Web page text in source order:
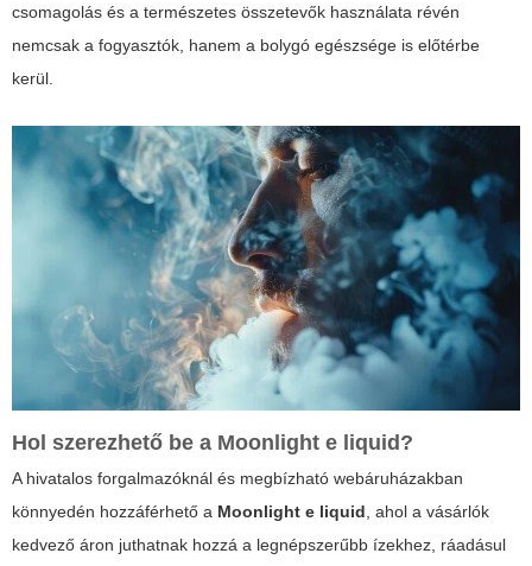
csomagolás és a természetes összetevők használata révén
nemcsak a fogyasztók, hanem a bolygó egészsége is előtérbe
kerül.
Hol szerezhető be a Moonlight e liquid?
A hivatalos forgalmazóknál és megbízható webáruházakban
könnyedén hozzáférhető a Moonlight e liquid , ahol a vásárlók
kedvező áron juthatnak hozzá a legnépszerűbb ízekhez, ráadásul